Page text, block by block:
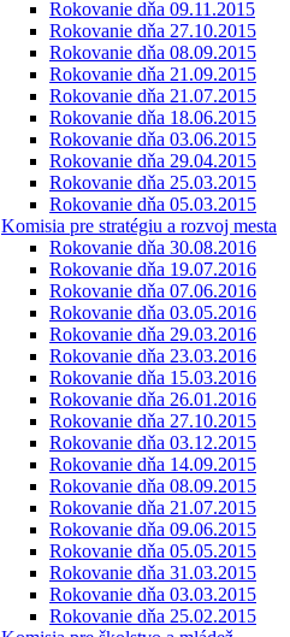
Rokovanie dňa 09.11.2015
Rokovanie dňa 27.10.2015
Rokovanie dňa 08.09.2015
Rokovanie dňa 21.09.2015
Rokovanie dňa 21.07.2015
Rokovanie dňa 18.06.2015
Rokovanie dňa 03.06.2015
Rokovanie dňa 29.04.2015
Rokovanie dňa 25.03.2015
Rokovanie dňa 05.03.2015
Komisia pre stratégiu a rozvoj mesta
Rokovanie dňa 30.08.2016
Rokovanie dňa 19.07.2016
Rokovanie dňa 07.06.2016
Rokovanie dňa 03.05.2016
Rokovanie dňa 29.03.2016
Rokovanie dňa 23.03.2016
Rokovanie dňa 15.03.2016
Rokovanie dňa 26.01.2016
Rokovanie dňa 27.10.2015
Rokovanie dňa 03.12.2015
Rokovanie dňa 14.09.2015
Rokovanie dňa 08.09.2015
Rokovanie dňa 21.07.2015
Rokovanie dňa 09.06.2015
Rokovanie dňa 05.05.2015
Rokovanie dňa 31.03.2015
Rokovanie dňa 03.03.2015
Rokovanie dňa 25.02.2015